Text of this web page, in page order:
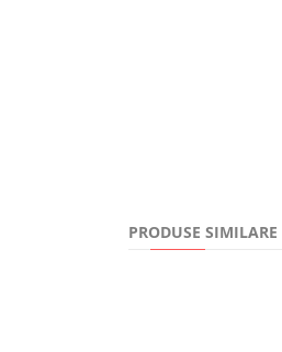
PRODUSE SIMILARE